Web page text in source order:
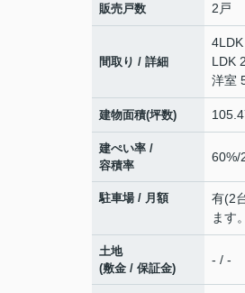
販売戸数 2戸
間取り / 詳細
4LDK
LDK
洋室
建物面積(坪数)
建ぺい率 /
容積率
60%/
駐車場 / 月額
有(2
ます。
土地
(敷金 / 保証金)
- / -